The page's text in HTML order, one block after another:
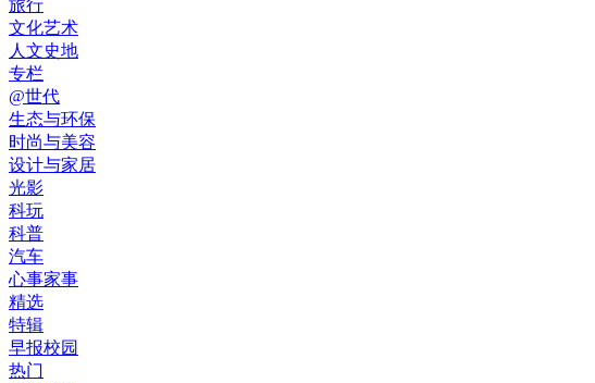
旅行
文化艺术
人文史地
专栏
@世代
生态与环保
时尚与美容
设计与家居
光影
科玩
科普
汽车
心事家事
精选
特辑
早报校园
热门